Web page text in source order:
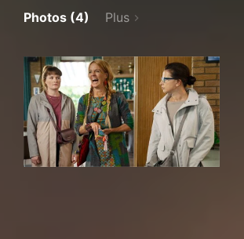
Photos (4) Plus